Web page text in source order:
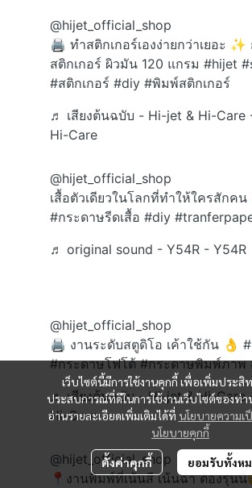
@hijet_official_shop
🖨️ ทำสติกเกอร์เองง่ายกว่าเยอะ ✨
สติกเกอร์ ผิวมัน 120 แกรม #hijet
#สติกเกอร์ #diy #พิมพ์สติกเกอร์
♬ เสียงต้นฉบับ - Hi-jet & Hi-Care
Hi-Care
@hijet_official_shop
เสื้อตัวเดียวในโลกที่ทำให้ใครสักคน
#กระดาษรีดเสื้อ #diy
♬ original sound - Y54R - Y54R
@hijet_official_shop
🖨️ งานระดับสตูดิโอ เค้าใช้กัน 👌
#กระดาษโฟโต้ #กระดาษพิมพ์ภาพ
♬ เสียงต้นฉบับ - Hi-jet & Hi-Care
Hi-Care
@hijet_official_shop
📍งานพิมพ์ที่เน้นสี เน้นฉ่ำ ต้องรุ่น
เว็บไซต์นี้มีการใช้งานคุกกี้ เพื่อเพิ่มประสิ
ประสบการณ์ที่ดีในการใช้งานเว็บไซต์ของท่า
อ่านรายละเอียดเพิ่มเติมได้ที่ นโยบายความเ
นโยบายคุกกี้
ตั้งค่าคุกกี้ ยอมรับทั้งห